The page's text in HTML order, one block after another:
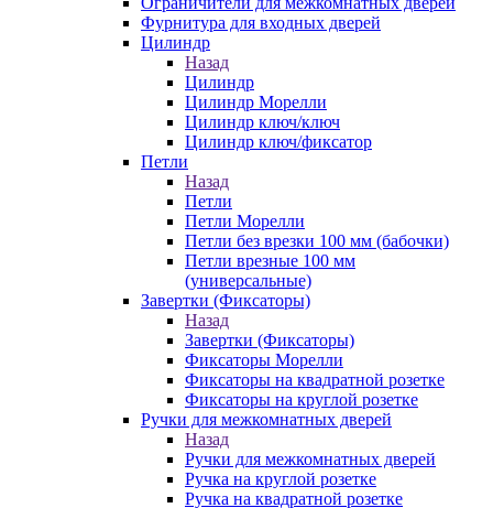
Фурнитура для входных дверей
Цилиндр
Назад
Цилиндр
Цилиндр Морелли
Цилиндр ключ/ключ
Цилиндр ключ/фиксатор
Петли
Назад
Петли
Петли Морелли
Петли без врезки 100 мм (бабочки)
Петли врезные 100 мм
(универсальные)
Завертки (Фиксаторы)
Назад
Завертки (Фиксаторы)
Фиксаторы Морелли
Фиксаторы на квадратной розетке
Фиксаторы на круглой розетке
Ручки для межкомнатных дверей
Назад
Ручки для межкомнатных дверей
Ручка на круглой розетке
Ручка на квадратной розетке